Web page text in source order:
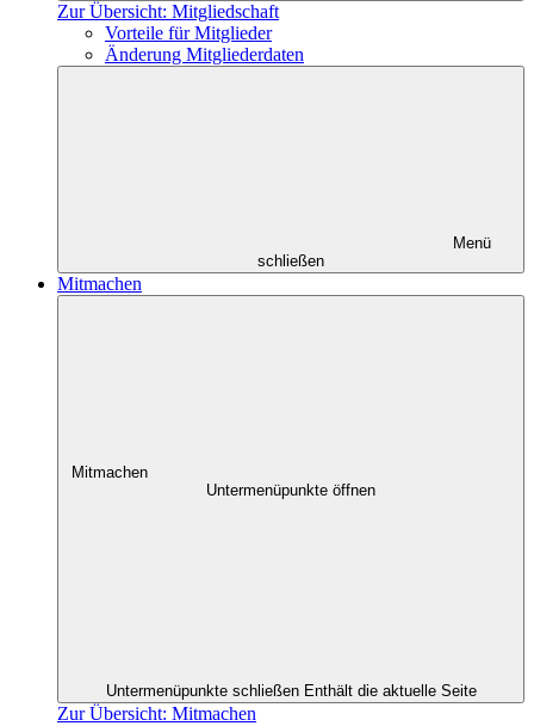
Zur Übersicht: Mitgliedschaft
Vorteile für Mitglieder
Änderung Mitgliederdaten
Menü
schließen
Mitmachen
Mitmachen
Untermenüpunkte öffnen
Untermenüpunkte schließen Enthält die aktuelle Seite
Zur Übersicht: Mitmachen